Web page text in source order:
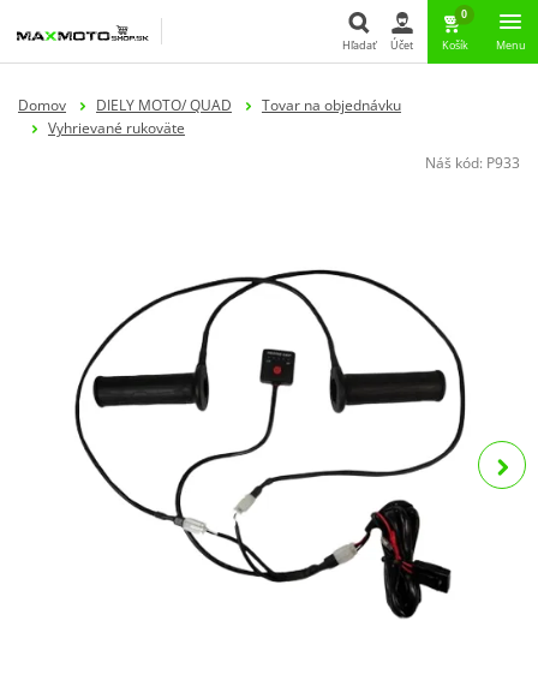
Hľadať Účet
0
Košík Menu
Domov DIELY MOTO/ QUAD
Tovar na objednávku
Vyhrievané rukoväte
Náš kód: P933